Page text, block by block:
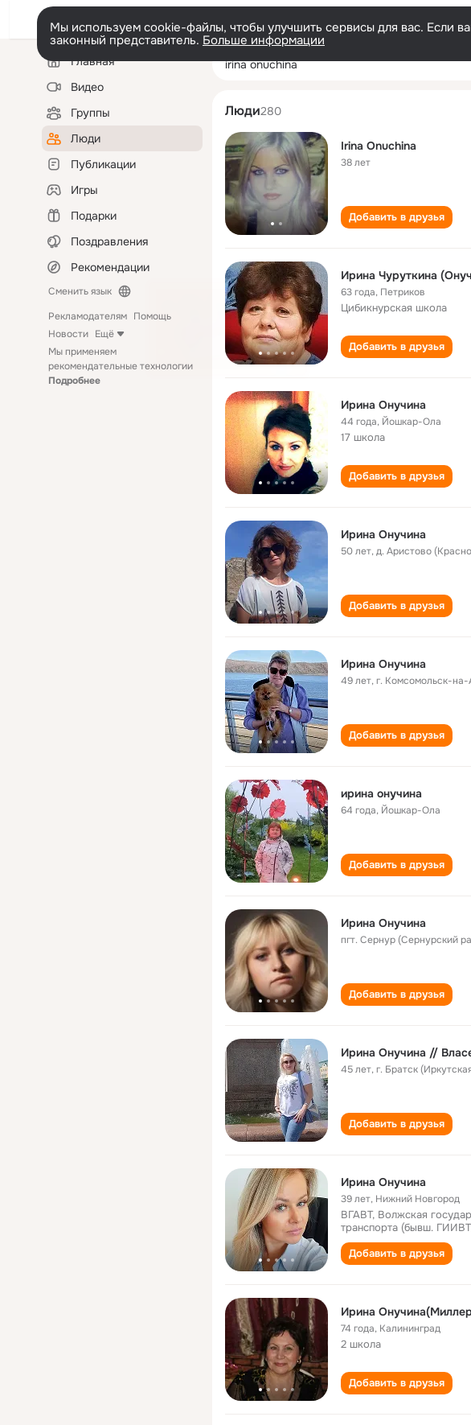
Мы используем cookie-файлы, чтобы улучшить сервисы для вас. Если
законный представитель. Больше информации
Левая
колонкаГлавная
Видео
Группы
Люди
Публикации
Игры
Подарки
Поздравления
Рекомендации
Сменить язык
Рекламодателям Помощь
Новости Ещё
Мы применяем
рекомендательные технологии
Подробнее
irina onuchina
Люди280
Irina Onuchina
38 лет
Добавить в друзья
Ирина Чуруткина
63 года, Петриков
Цибикнурская школа
Добавить в друзья
Ирина Онучина
44 года, Йошкар-Ола
17 школа
Добавить в друзья
Ирина Онучина
50 лет,д. Аристово
Добавить в друзья
Ирина Онучина
49 лет,г. Комсомольск-
Добавить в друзья
ирина онучина
64 года, Йошкар-Ола
Добавить в друзья
Ирина Онучина
пгт. Сернур (Сернурский
Добавить в друзья
Ирина Онучина //
45 лет,г. Братск
Добавить в друзья
Ирина Онучина
39 лет, Нижний Новгород
ВГАВТ, Волжская
транспорта (бывш.
Добавить в друзья
Ирина
74 года, Калининград
2 школа
Добавить в друзья